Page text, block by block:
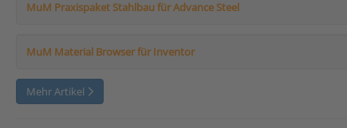
MuM Praxispaket Stahlbau für Advance Steel
MuM Material Browser für Inventor
Mehr Artikel